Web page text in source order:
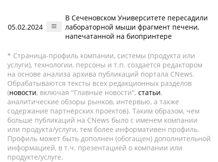
05.02.2024
В Сеченовском Университете пересадили
лабораторной мыши фрагмент печени,
напечатанной на биопринтере
* Страница-профиль компании, системы (продукта или
услуги), технологии, персоны и т.п. создается редактором
на основе анализа архива публикаций портала CNews.
Обрабатываются тексты всех редакционных разделов
(новости, включая "Главные новости", статьи,
аналитические обзоры рынков, интервью, а также
содержание партнёрских проектов). Таким образом, чем
больше публикаций на CNews было с именем компании
или продукта/услуги, тем более информативен профиль.
Профиль может быть дополнен (обогащен) дополнительной
информацией, в т.ч. презентацией о компании или
продукте/услуге.